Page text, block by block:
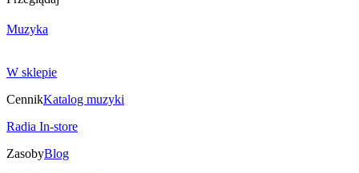
Muzyka
W sklepie
CennikKatalog muzyki
Radia In-store
ZasobyBlog